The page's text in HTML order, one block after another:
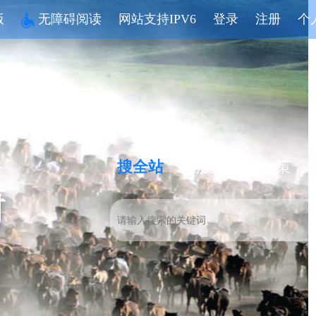
无障碍阅读 网站支持IPV6 登录 注册 个
搜全站 搜服务 搜政策